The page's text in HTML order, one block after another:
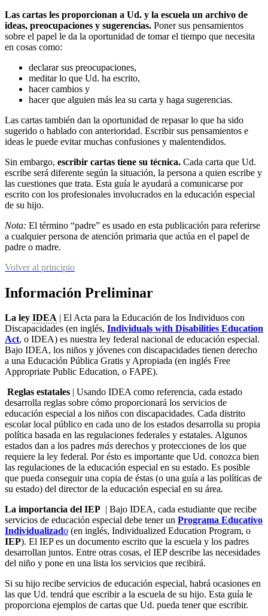
Las cartas les proporcionan a Ud. y la escuela un archivo de
ideas, preocupaciones y sugerencias. Poner sus pensamientos
sobre el papel le da la oportunidad de tomar el tiempo que necesita
en cosas como:
declarar sus preocupaciones,
meditar lo que Ud. ha escrito,
hacer cambios y
hacer que alguien más lea su carta y haga sugerencias.
Las cartas también dan la oportunidad de repasar lo que ha sido
sugerido o hablado con anterioridad. Escribir sus pensamientos e
ideas le puede evitar muchas confusiones y malentendidos.
Sin embargo, escribir cartas tiene su técnica. Cada carta que Ud.
escribe será diferente según la situación, la persona a quien escribe y
las cuestiones que trata. Esta guía le ayudará a comunicarse por
escrito con los profesionales involucrados en la educación especial
de su hijo.
Nota: El término “padre” es usado en esta publicación para referirse
a cualquier persona de atención primaria que actúa en el papel de
padre o madre.
Volver al principio
Información Preliminar
La ley IDEA | El Acta para la Educación de los Individuos con
Discapacidades (en inglés, Individuals with Disabilities Education
Act, o IDEA) es nuestra ley federal nacional de educación especial.
Bajo IDEA, los niños y jóvenes con discapacidades tienen derecho
a una Educación Pública Gratis y Apropiada (en inglés Free
Appropriate Public Education, o FAPE).
Reglas estatales | Usando IDEA como referencia, cada estado
desarrolla reglas sobre cómo proporcionará los servicios de
educación especial a los niños con discapacidades. Cada distrito
escolar local público en cada uno de los estados desarrolla su propia
política basada en las regulaciones federales y estatales. Algunos
estados dan a los padres más derechos y protecciones de los que
requiere la ley federal. Por ésto es importante que Ud. conozca bien
las regulaciones de la educación especial en su estado. Es posible
que pueda conseguir una copia de éstas (o una guía a las políticas de
su estado) del director de la educación especial en su área.
La importancia del IEP | Bajo IDEA, cada estudiante que recibe
servicios de educación especial debe tener un Programa Educativo
Individualizado (en inglés, Individualized Education Program, o
IEP). El IEP es un documento escrito que la escuela y los padres
desarrollan juntos. Entre otras cosas, el IEP describe las necesidades
del niño y pone en una lista los servicios que recibirá.
Si su hijo recibe servicios de educación especial, habrá ocasiones en
las que Ud. tendrá que escribir a la escuela de su hijo. Esta guía le
proporciona ejemplos de cartas que Ud. pueda tener que escribir.